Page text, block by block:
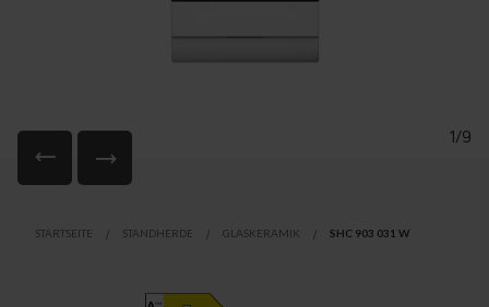
1/9
der
STARTSEITE STANDHERDE GLASKERAMIK SHC 903 031 W